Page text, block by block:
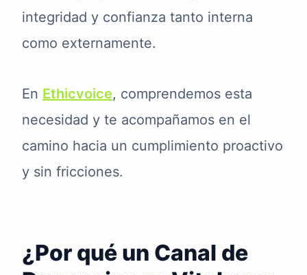
integridad y confianza tanto interna
como externamente.
En Ethicvoice, comprendemos esta
necesidad y te acompañamos en el
camino hacia un cumplimiento proactivo
y sin fricciones.
¿Por qué un Canal de